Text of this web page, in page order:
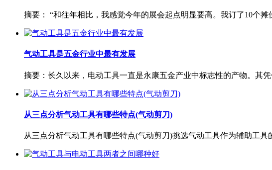
摘要： “和往年相比，我感觉今年的展会起点明显要高。我订了10个
气动工具是五金行业中最有发展
摘要：长久以来，电动工具一直是永康五金产业中标志性的产物。其
从三点分析气动工具有哪些特点(气动剪刀)
从三点分析气动工具有哪些特点(气动剪刀)挑选气动工具作为辅助工